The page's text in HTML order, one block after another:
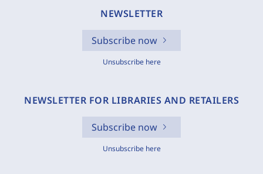
NEWSLETTER
Subscribe now
Unsubscribe here
NEWSLETTER FOR LIBRARIES AND RETAILERS
Subscribe now
Unsubscribe here